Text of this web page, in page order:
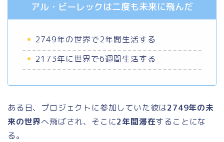
アル・ビーレックは二度も未来に飛んだ
2749年の世界で2年間生活する
2173年に世界で6週間生活する
ある日、プロジェクトに参加していた彼は2749年の未
来の世界へ飛ばされ、そこに2年間滞在することにな
る。